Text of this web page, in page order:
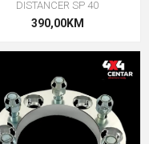
DISTANCER SP 40
390,00KM